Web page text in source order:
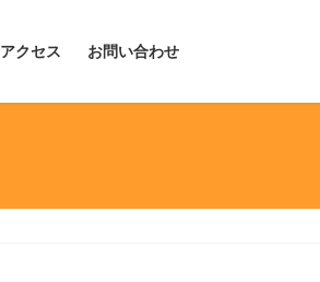
アクセス お問い合わせ